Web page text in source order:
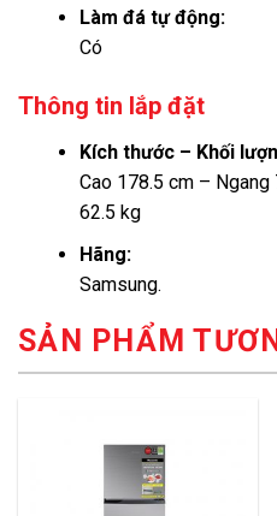
Làm đá tự động:
Có
Thông tin lắp đặt
Kích thước – Khối
Cao 178.5 cm –
62.5 kg
Hãng:
Samsung.
SẢN PHẨM